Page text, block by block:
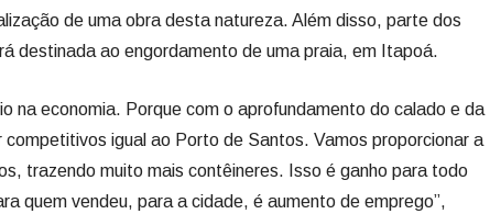
de uma obra desta natureza. Além disso, parte dos
destinada ao engordamento de uma praia, em Itapoá.
na economia. Porque com o aprofundamento do calado e da
competitivos igual ao Porto de Santos. Vamos proporcionar a
trazendo muito mais contêineres. Isso é ganho para todo
quem vendeu, para a cidade, é aumento de emprego”,